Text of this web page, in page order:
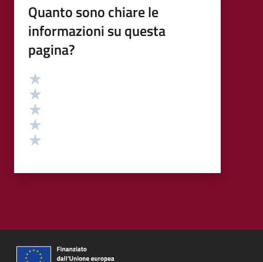
Quanto sono chiare le
informazioni su questa
pagina?
Valutazione